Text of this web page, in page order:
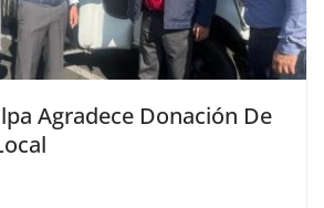
Agradece Donación De